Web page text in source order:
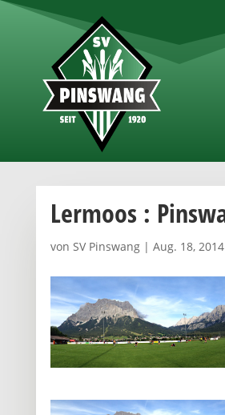
Lermoos :
von SV Pinswang| Aug. 18, 2014